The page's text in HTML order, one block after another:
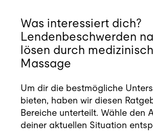
Medizinische Massage
Praxis
Blog
Kontakt
Was interessiert dich?
Lendenbeschwerden
lösen durch
Massage
Um dir die bestmögliche
bieten, haben wir diesen
Bereiche unterteilt. Wähle den
deiner aktuellen Situation